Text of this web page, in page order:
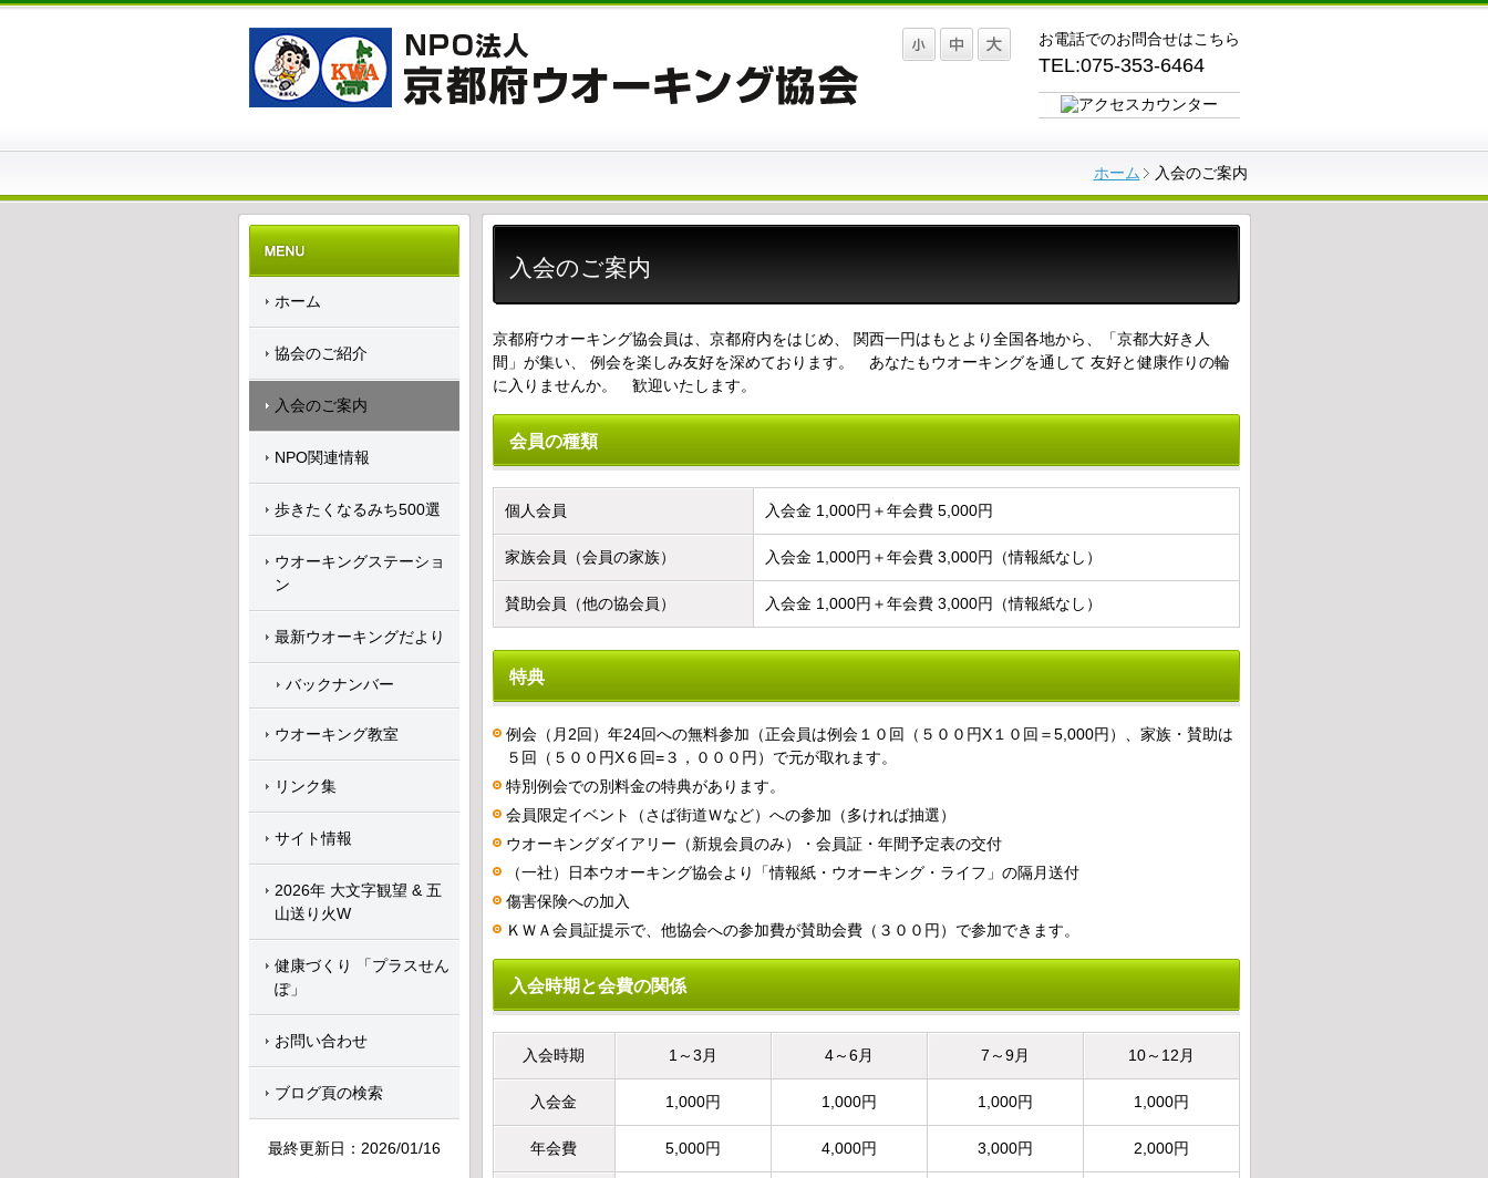
お電話でのお問合せはこちら
TEL:075-353-6464
ホーム 入会のご案内
入会のご案内
京都府ウオーキング協会員は、京都府内をはじめ、 関西一円はもとより全国各地から、「京都大好き人
間」が集い、 例会を楽しみ友好を深めております。 あなたもウオーキングを通して 友好と健康作りの輪
に入りませんか。 歓迎いたします。
会員の種類
個人会員 入会金 1,000円＋年会費 5,000円
家族会員（会員の家族） 入会金 1,000円＋年会費 3,000円（情報紙なし）
賛助会員（他の協会員） 入会金 1,000円＋年会費 3,000円（情報紙なし）
特典
例会（月2回）年24回への無料参加（正会員は例会１０回（５００円X１０回＝5,000円）、家族・賛助は
５回（５００円X６回=３，０００円）で元が取れます。
特別例会での別料金の特典があります。
会員限定イベント（さば街道Ｗなど）への参加（多ければ抽選）
ウオーキングダイアリー（新規会員のみ）・会員証・年間予定表の交付
（一社）日本ウオーキング協会より「情報紙・ウオーキング・ライフ」の隔月送付
傷害保険への加入
ＫＷＡ会員証提示で、他協会への参加費が賛助会費（３００円）で参加できます。
入会時期と会費の関係
入会時期 1～3月 4～6月 7～9月 10～12月
入会金 1,000円 1,000円 1,000円 1,000円
年会費 5,000円 4,000円 3,000円 2,000円
ホーム
協会のご紹介
入会のご案内
NPO関連情報
歩きたくなるみち500選
ウオーキングステーショ
ン
最新ウオーキングだより
バックナンバー
ウオーキング教室
リンク集
サイト情報
2026年 大文字観望 & 五
山送り火W
健康づくり 「プラスせん
ぽ」
お問い合わせ
ブログ頁の検索
最終更新日：2026/01/16